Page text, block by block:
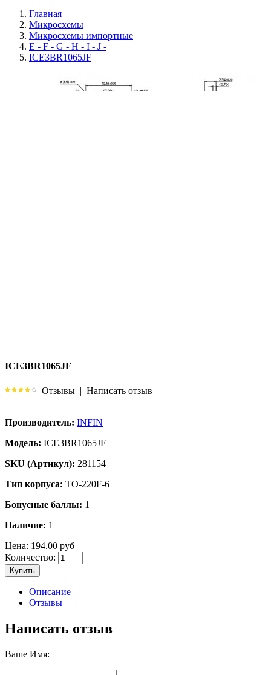
Главная
Микросхемы
Микросхемы импортные
E - F - G - H - I - J -
ICE3BR1065JF
ICE3BR1065JF
Отзывы | Написать отзыв
Производитель: INFIN
Модель: ICE3BR1065JF
SKU (Артикул): 281154
Тип корпуса: TO-220F-6
Бонусные баллы: 1
Наличие: 1
Цена: 194.00 руб
Количество:
Купить
Описание
Отзывы
Написать отзыв
Ваше Имя: